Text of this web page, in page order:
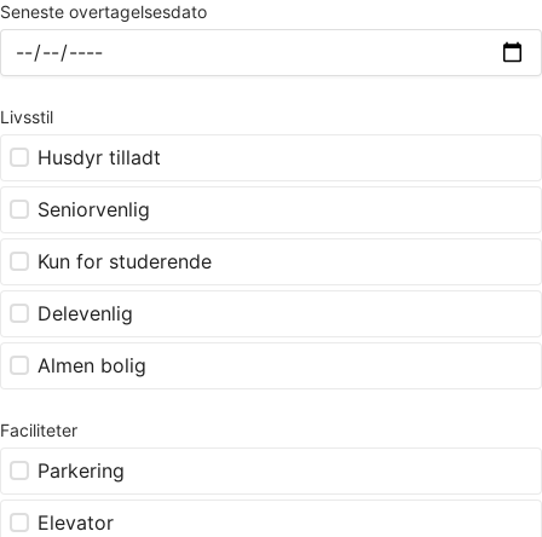
Seneste overtagelsesdato
Livsstil
Husdyr tilladt
Seniorvenlig
Kun for studerende
Delevenlig
Almen bolig
Faciliteter
Parkering
Elevator